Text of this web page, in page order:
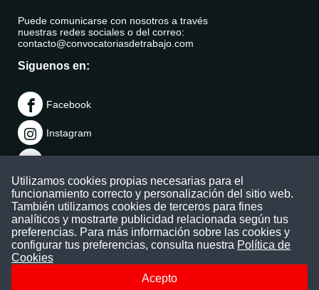
Puede comunicarse con nosotros a través
nuestras redes sociales o del correo:
contacto@convocatoriasdetrabajo.com
Siguenos en:
Facebook
Instagram
Telegram
TikTok
Youtube
© 2026 Todos los derechos reservados.
Utilizamos cookies propias necesarias para el
funcionamiento correcto y personalización del sitio web.
También utilizamos cookies de terceros para fines
analíticos y mostrarte publicidad relacionada según tus
preferencias. Para más información sobre las cookies y
configurar tus preferencias, consulta nuestra Política de
Cookies
Acepto